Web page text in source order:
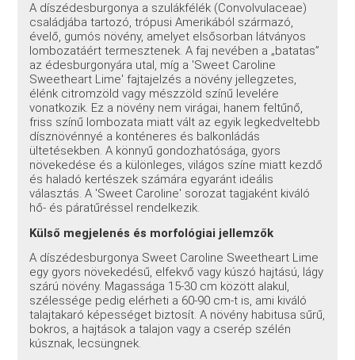
A díszédesburgonya a szulákfélék (Convolvulaceae)
családjába tartozó, trópusi Amerikából származó,
évelő, gumós növény, amelyet elsősorban látványos
lombozatáért termesztenek. A faj nevében a „batatas”
az édesburgonyára utal, míg a 'Sweet Caroline
Sweetheart Lime' fajtajelzés a növény jellegzetes,
élénk citromzöld vagy mészzöld színű levelére
vonatkozik. Ez a növény nem virágai, hanem feltűnő,
friss színű lombozata miatt vált az egyik legkedveltebb
dísznövénnyé a konténeres és balkonládás
ültetésekben. A könnyű gondozhatósága, gyors
növekedése és a különleges, világos színe miatt kezdő
és haladó kertészek számára egyaránt ideális
választás. A 'Sweet Caroline' sorozat tagjaként kiváló
hő- és páratűréssel rendelkezik.
Külső megjelenés és morfológiai jellemzők
A díszédesburgonya Sweet Caroline Sweetheart Lime
egy gyors növekedésű, elfekvő vagy kúszó hajtású, lágy
szárú növény. Magassága 15-30 cm között alakul,
szélessége pedig elérheti a 60-90 cm-t is, ami kiváló
talajtakaró képességet biztosít. A növény habitusa sűrű,
bokros, a hajtások a talajon vagy a cserép szélén
kúsznak, lecsüngnek.